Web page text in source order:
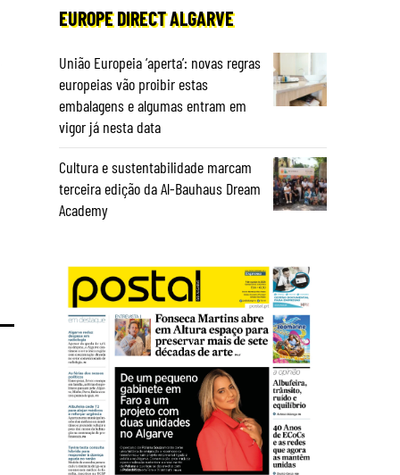
EUROPE DIRECT ALGARVE
União Europeia ‘aperta’: novas regras
europeias vão proibir estas
embalagens e algumas entram em
vigor já nesta data
Cultura e sustentabilidade marcam
terceira edição da Al-Bauhaus Dream
Academy